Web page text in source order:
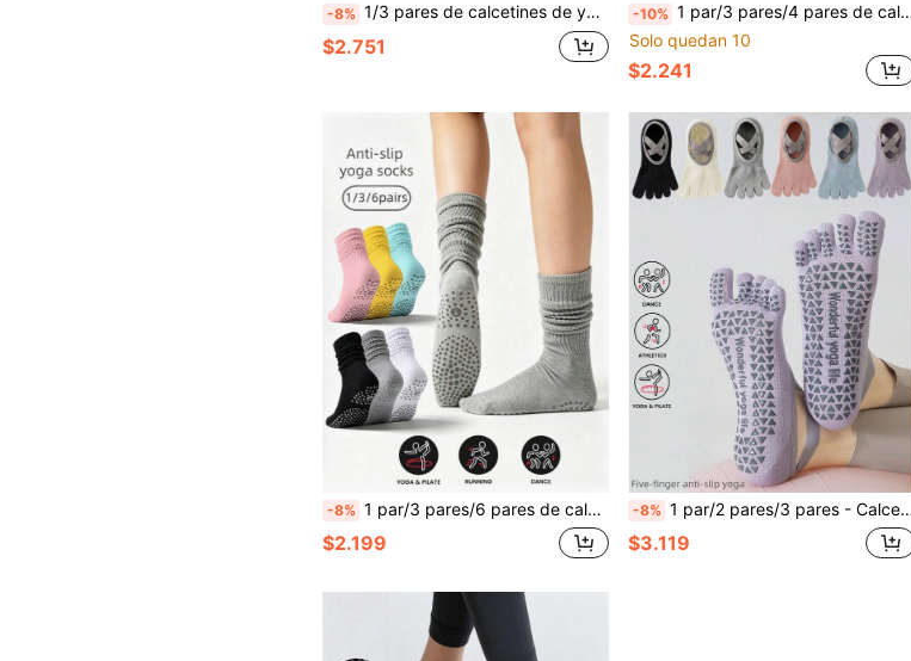
-8% 1/3 pares de calcetines de yoga con cinco dedos para mujeres, calcetines deportivos de danza con tiras cruzadas, suela de silicona antideslizante, calcetines de fitness profesionales, adecuados para deportes en interiores, danza, pilates
$2.751
-10% 1 par/3 pares/4 pares de calcetines de yoga con tiras cruzadas, calcetines tipo barco con silicona antideslizante, adecuados para pilates, yoga y deportes de piso interior
Solo quedan 10
$2.241
-8% 1 par/3 pares/6 pares de calcetines antideslizantes para pilates para mujer, con agarre fuerte, calcetines deportivos plisados holgados, adecuados para yoga, ballet y otros deportes
$2.199
-8% 1 par/2 pares/3 pares - Calcetines de yoga profesionales de cinco dedos con correa cruzada de colores, calcetines de barco con silicona antideslizante, adecuados para pilates, yoga, deportes de piso interior
$3.119